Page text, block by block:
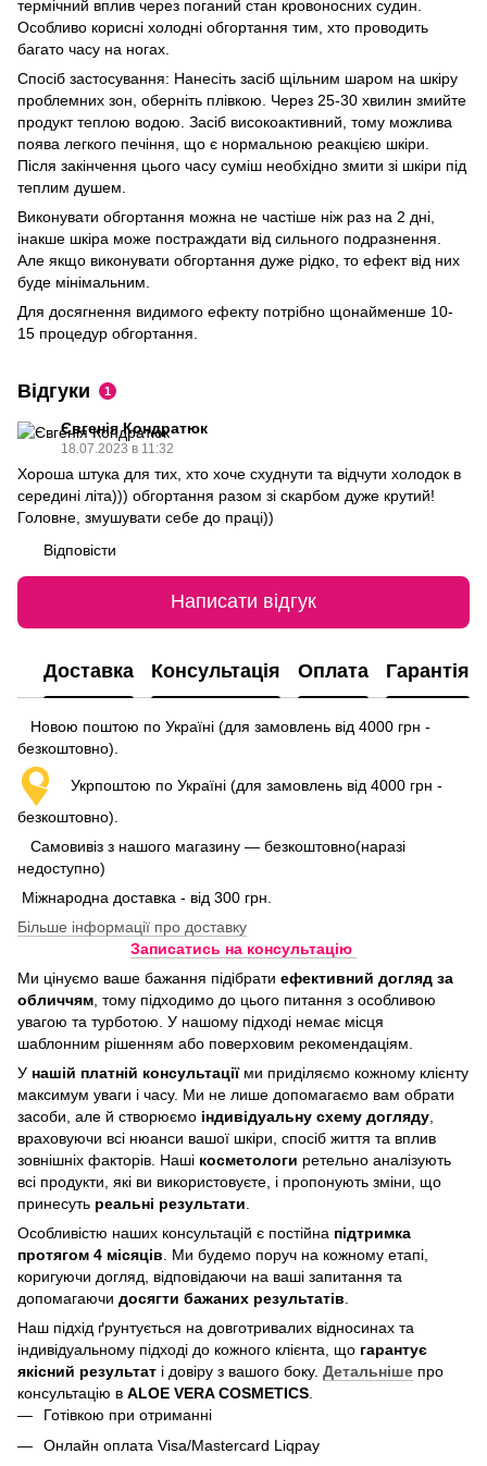
термічний вплив через поганий стан кровоносних судин.
Особливо корисні холодні обгортання тим, хто проводить
багато часу на ногах.
Спосіб застосування: Нанесіть засіб щільним шаром на шкіру
проблемних зон, оберніть плівкою. Через 25-30 хвилин змийте
продукт теплою водою. Засіб високоактивний, тому можлива
поява легкого печіння, що є нормальною реакцією шкіри.
Після закінчення цього часу суміш необхідно змити зі шкіри під
теплим душем.
Виконувати обгортання можна не частіше ніж раз на 2 дні,
інакше шкіра може постраждати від сильного подразнення.
Але якщо виконувати обгортання дуже рідко, то ефект від них
буде мінімальним.
Для досягнення видимого ефекту потрібно щонайменше 10-
15 процедур обгортання.
Відгуки 1
Євгенія Кондратюк
18.07.2023 в 11:32
Хороша штука для тих, хто хоче схуднути та відчути холодок в
середині літа))) обгортання разом зі скарбом дуже крутий!
Головне, змушувати себе до праці))
Відповісти
Написати відгук
Доставка Консультація Оплата Гарантія
Новою поштою по Україні (для замовлень від 4000 грн -
безкоштовно).
Укрпоштою по Україні (для замовлень від 4000 грн -
безкоштовно).
Самовивіз з нашого магазину — безкоштовно(наразі
недоступно)
Міжнародна доставка - від 300 грн.
Більше інформації про доставку
Записатись на консультацію
Ми цінуємо ваше бажання підібрати ефективний догляд за
обличчям , тому підходимо до цього питання з особливою
увагою та турботою. У нашому підході немає місця
шаблонним рішенням або поверховим рекомендаціям.
У нашій платній консультаціїми приділяємо кожному клієнту
максимум уваги і часу. Ми не лише допомагаємо вам обрати
засоби, але й створюємо індивідуальну схему догляду
враховуючи всі нюанси вашої шкіри, спосіб життя та вплив
зовнішніх факторів. Наші косметологи ретельно аналізують
всі продукти, які ви використовуєте, і пропонують зміни, що
принесуть реальні результати
Особливістю наших консультацій є постійна підтримка
протягом 4 місяців . Ми будемо поруч на кожному етапі,
коригуючи догляд, відповідаючи на ваші запитання та
допомагаючи досягти бажаних результатів
Наш підхід ґрунтується на довготривалих відносинах та
індивідуальному підході до кожного клієнта, що гарантує
якісний результат і довіру з вашого боку. Детальніше про
консультацію в ALOE VERA COSMETICS
Готівкою при отриманні
Онлайн оплата Visa/Mastercard Liqpay